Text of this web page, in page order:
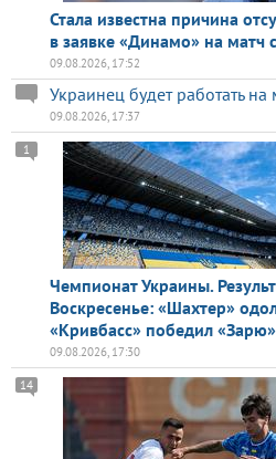
Стала известна причина
в заявке «Динамо» на матч
09.08.2026, 17:52
Украинец будет работать
09.08.2026, 17:37
Чемпионат Украины.
Воскресенье: «Шахтер»
«Кривбасс» победил «Зарю»
1
09.08.2026, 17:30
14